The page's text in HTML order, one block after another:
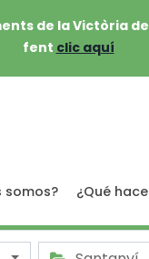
de la Victòria
fent clic aquí
somos? ¿Qué